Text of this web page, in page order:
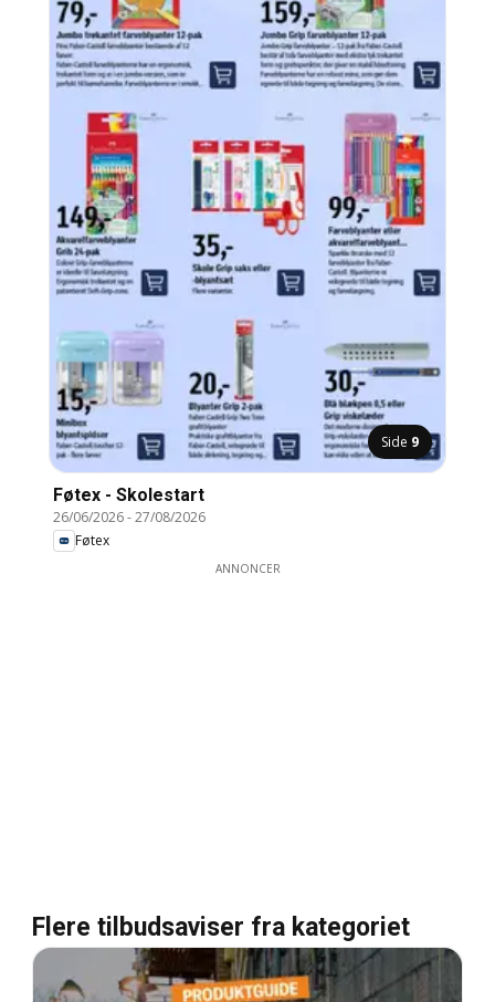
Side 9
Føtex - Skolestart
26/06/2026-27/08/2026
Føtex
ANNONCER
Flere tilbudsaviser fra kategoriet